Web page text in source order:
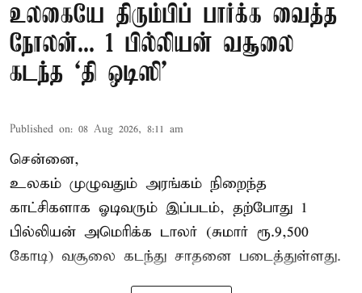
உலகையே திரும்பிப் பார்க்க வைத்த
நோலன்... 1 பில்லியன் வசூலை
கடந்த ‘தி ஒடிஸி’
Published on: 08 Aug 2026, 8:11 am
சென்னை,
உலகம் முழுவதும் அரங்கம் நிறைந்த
காட்சிகளாக ஓடிவரும் இப்படம், தற்போது 1
பில்லியன் அமெரிக்க டாலர் (சுமார் ரூ.9,500
கோடி) வசூலை கடந்து சாதனை படைத்துள்ளது.